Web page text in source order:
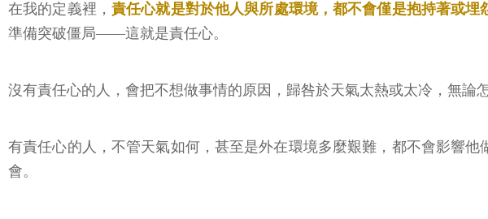
在我的定義裡， 責任心就是對於他人與所處環境，都不會僅是抱持著或
準備突破僵局——這就是責任心。
沒有責任心的人，會把不想做事情的原因，歸咎於天氣太熱或太冷，無論
有責任心的人，不管天氣如何，甚至是外在環境多麼艱難，都不會影響
會。